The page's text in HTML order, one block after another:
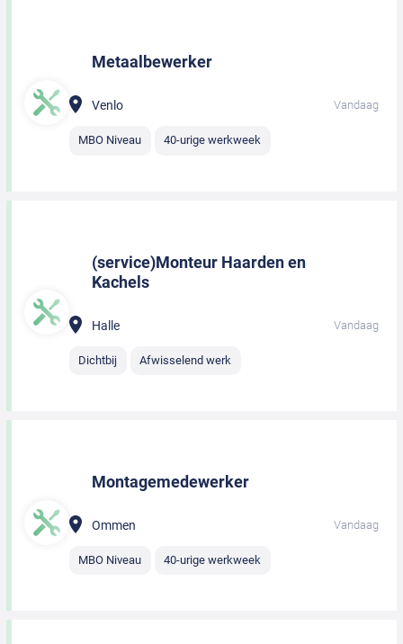
Metaalbewerker
Venlo Vandaag
MBO Niveau 40-urige werkweek
(service)Monteur Haarden en
Kachels
Halle Vandaag
Dichtbij Afwisselend werk
Montagemedewerker
Ommen Vandaag
MBO Niveau 40-urige werkweek